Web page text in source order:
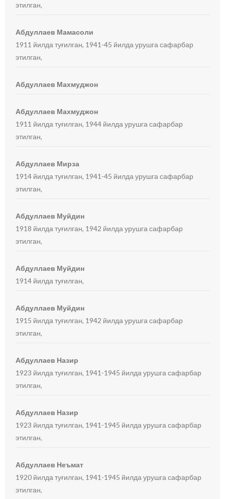
этилган,
Абдуллаев Мамасоли
1911 йилда туғилган, 1941-45 йилда урушга сафарбар
этилган,
Абдуллаев Махмуджон
Абдуллаев Махмуджон
1911 йилда туғилган, 1944 йилда урушга сафарбар
этилган,
Абдуллаев Мирза
1914 йилда туғилган, 1941-45 йилда урушга сафарбар
этилган,
Абдуллаев Муйдин
1918 йилда туғилган, 1942 йилда урушга сафарбар
этилган,
Абдуллаев Муйдин
1914 йилда туғилган,
Абдуллаев Муйдин
1915 йилда туғилган, 1942 йилда урушга сафарбар
этилган,
Абдуллаев Назир
1923 йилда туғилган, 1941-1945 йилда урушга сафарбар
этилган,
Абдуллаев Назир
1923 йилда туғилган, 1941-1945 йилда урушга сафарбар
этилган,
Абдуллаев Неъмат
1920 йилда туғилган, 1941-1945 йилда урушга сафарбар
этилган,